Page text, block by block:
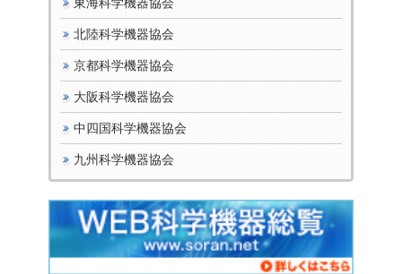
北陸科学機器協会
京都科学機器協会
大阪科学機器協会
中四国科学機器協会
九州科学機器協会